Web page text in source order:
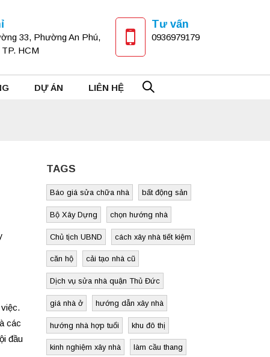
33, Phường An Phú,
TP. HCM
Tư vấn
0936979179
DỰ ÁN LIÊN HỆ
các
đầu
TAGS
Báo giá sửa chữa nhà bất động sản
Bộ Xây Dựng chọn hướng nhà
Chủ tịch UBND cách xây nhà tiết kiệm
căn hộ cải tạo nhà cũ
Dịch vụ sửa nhà quận Thủ Đức
giá nhà ở hướng dẫn xây nhà
hướng nhà hợp tuổi khu đô thị
kinh nghiệm xây nhà làm cầu thang